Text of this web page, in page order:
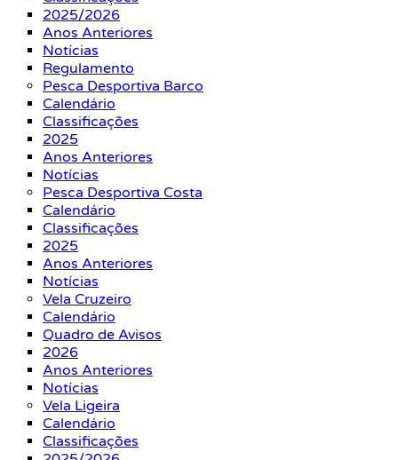
2025/2026
Anos Anteriores
Notícias
Regulamento
Pesca Desportiva Barco
Calendário
Classificações
2025
Anos Anteriores
Notícias
Pesca Desportiva Costa
Calendário
Classificações
2025
Anos Anteriores
Notícias
Vela Cruzeiro
Calendário
Quadro de Avisos
2026
Anos Anteriores
Notícias
Vela Ligeira
Calendário
Classificações